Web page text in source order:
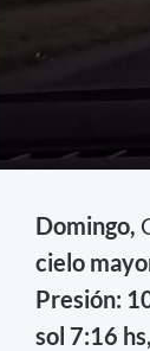
Domingo,
cielo
Presión:
sol 7:16